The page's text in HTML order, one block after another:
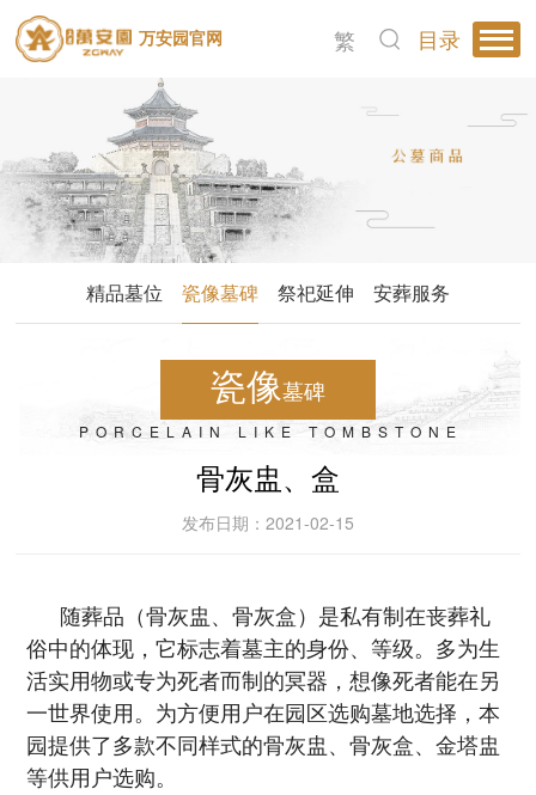
万安园官网 繁 目录
精品墓位 瓷像墓碑 祭祀延伸 安葬服务
瓷像墓碑
PORCELAIN LIKE TOMBSTONE
骨灰盅、盒
发布日期：2021-02-15
随葬品（骨灰盅、骨灰盒）是私有制在丧葬礼
俗中的体现，它标志着墓主的身份、等级。多为生
活实用物或专为死者而制的冥器，想像死者能在另
一世界使用。为方便用户在园区选购墓地选择，本
园提供了多款不同样式的骨灰盅、骨灰盒、金塔盅
等供用户选购。